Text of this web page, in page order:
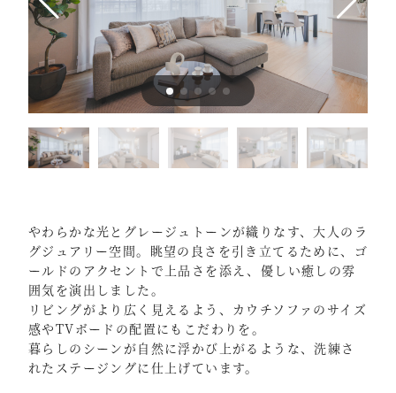
やわらかな光とグレージュトーンが織りなす、大人のラ
グジュアリー空間。眺望の良さを引き立てるために、ゴ
ールドのアクセントで上品さを添え、優しい癒しの雰
囲気を演出しました。
リビングがより広く見えるよう、カウチソファのサイズ
感やTVボードの配置にもこだわりを。
暮らしのシーンが自然に浮かび上がるような、洗練さ
れたステージングに仕上げています。